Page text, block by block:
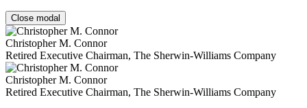
Close modal
Christopher M. Connor
Retired Executive Chairman, The Sherwin-Williams Company
Christopher M. Connor
Retired Executive Chairman, The Sherwin-Williams Company